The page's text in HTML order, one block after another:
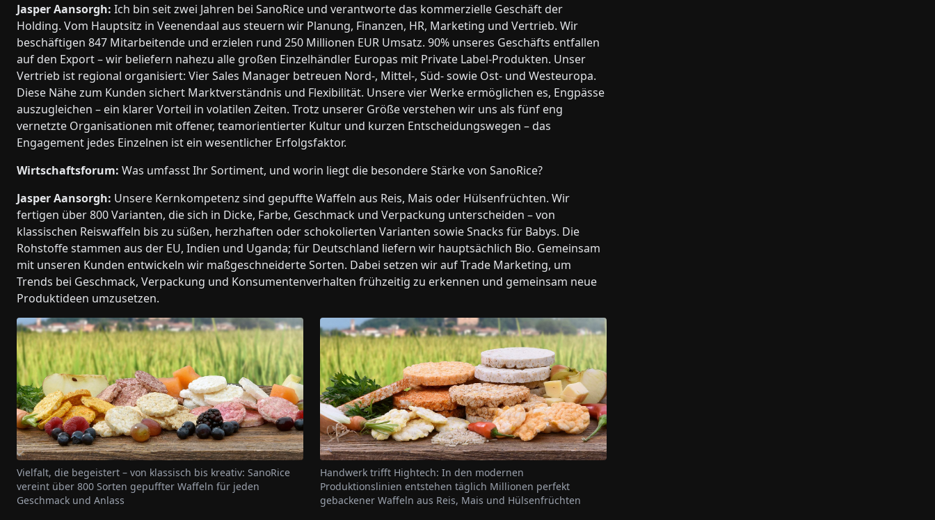
Jasper Aansorgh: Ich bin seit zwei Jahren bei SanoRice und verantworte das kommerzielle Geschäft der
Holding. Vom Hauptsitz in Veenendaal aus steuern wir Planung, Finanzen, HR, Marketing und Vertrieb. Wir
beschäftigen 847 Mitarbeitende und erzielen rund 250 Millionen EUR Umsatz. 90% unseres Geschäfts entfallen
auf den Export – wir beliefern nahezu alle großen Einzelhändler Europas mit Private Label-Produkten. Unser
Vertrieb ist regional organisiert: Vier Sales Manager betreuen Nord-, Mittel-, Süd- sowie Ost- und Westeuropa.
Diese Nähe zum Kunden sichert Marktverständnis und Flexibilität. Unsere vier Werke ermöglichen es, Engpässe
auszugleichen – ein klarer Vorteil in volatilen Zeiten. Trotz unserer Größe verstehen wir uns als fünf eng
vernetzte Organisationen mit offener, teamorientierter Kultur und kurzen Entscheidungswegen – das
Engagement jedes Einzelnen ist ein wesentlicher Erfolgsfaktor.
Wirtschaftsforum: Was umfasst Ihr Sortiment, und worin liegt die besondere Stärke von SanoRice?
Jasper Aansorgh: Unsere Kernkompetenz sind gepuffte Waffeln aus Reis, Mais oder Hülsenfrüchten. Wir
fertigen über 800 Varianten, die sich in Dicke, Farbe, Geschmack und Verpackung unterscheiden – von
klassischen Reiswaffeln bis zu süßen, herzhaften oder schokolierten Varianten sowie Snacks für Babys. Die
Rohstoffe stammen aus der EU, Indien und Uganda; für Deutschland liefern wir hauptsächlich Bio. Gemeinsam
mit unseren Kunden entwickeln wir maßgeschneiderte Sorten. Dabei setzen wir auf Trade Marketing, um
Trends bei Geschmack, Verpackung und Konsumentenverhalten frühzeitig zu erkennen und gemeinsam neue
Produktideen umzusetzen.
Vielfalt, die begeistert – von klassisch bis kreativ: SanoRice
vereint über 800 Sorten gepuffter Waffeln für jeden
Geschmack und Anlass
Handwerk trifft Hightech: In den modernen
Produktionslinien entstehen täglich Millionen perfekt
gebackener Waffeln aus Reis, Mais und Hülsenfrüchten